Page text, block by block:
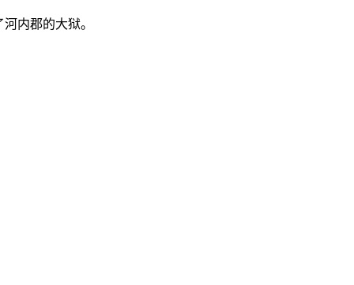
内郡的大狱。